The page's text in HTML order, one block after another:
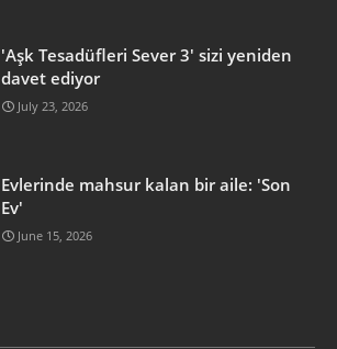
'Aşk Tesadüfleri Sever 3' sizi yeniden
davet ediyor
July 23, 2026
Evlerinde mahsur kalan bir aile: 'Son
Ev'
June 15, 2026